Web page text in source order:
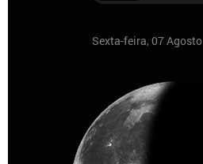
Sexta-feira, 07